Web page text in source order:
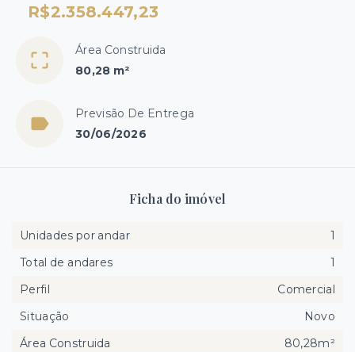
R$2.358.447,23
Área Construida
80,28 m²
Previsão De Entrega
30/06/2026
Ficha do imóvel
Unidades por andar
1
Total de andares
1
Perfil
Comercial
Situação
Novo
Área Construida
80,28m²